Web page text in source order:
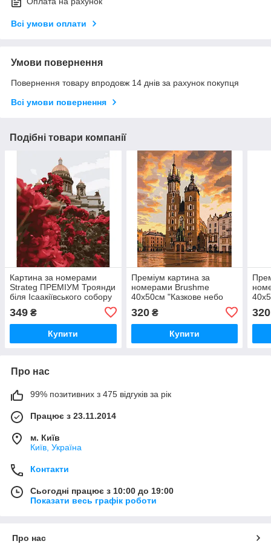
Всі умови оплати
Умови повернення
Повернення товару впродовж 14 днів за рахунок покупця
Всі умови повернення
Подібні товари компанії
Картина за номерами
Strateg ПРЕМІУМ Троянди
біля Ісаакіївського собору
з лаком розміром 40х50
см (GS1241)
349 ₴
Купити
Преміум картина за
номерами Brushme
40x50см "Казкове небо
320₴
Купити
320
Про нас
99% позитивних з 475 відгуків за рік
Працює з 23.11.2014
м. Київ
Київ, Україна
Контакти
Сьогодні працює з 10:00 до 19:00
Показати весь графік роботи
Про нас